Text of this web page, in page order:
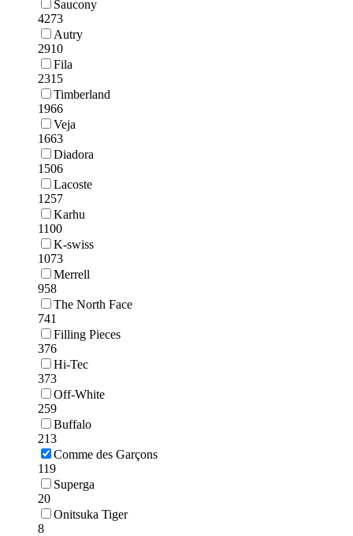
Saucony
4273
Autry
2910
Fila
2315
Timberland
1966
Veja
1663
Diadora
1506
Lacoste
1257
Karhu
1100
K-swiss
1073
Merrell
958
The North Face
741
Filling Pieces
376
Hi-Tec
373
Off-White
259
Buffalo
213
Comme des Garçons
119
Superga
20
Onitsuka Tiger
8